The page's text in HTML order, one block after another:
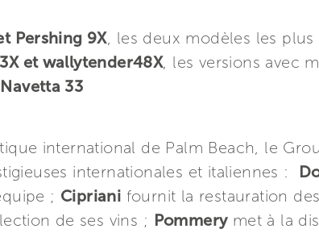
Pershing 9X, les deux modèles les plus
et wallytender48X, les versions avec
33
international de Palm Beach, le
internationales et italiennes :
; Cipriani fournit la restauration
de ses vins ; Pommerymet à la